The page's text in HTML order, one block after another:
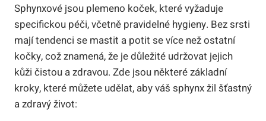
Sphynxové jsou plemeno koček, které vyžaduje
specifickou péči, včetně pravidelné hygieny. Bez srsti
mají tendenci se mastit a potit se více než ostatní
kočky, což znamená, že je důležité udržovat jejich
kůži čistou a zdravou. Zde jsou některé základní
kroky, které můžete udělat, aby váš sphynx žil šťastný
a zdravý život: